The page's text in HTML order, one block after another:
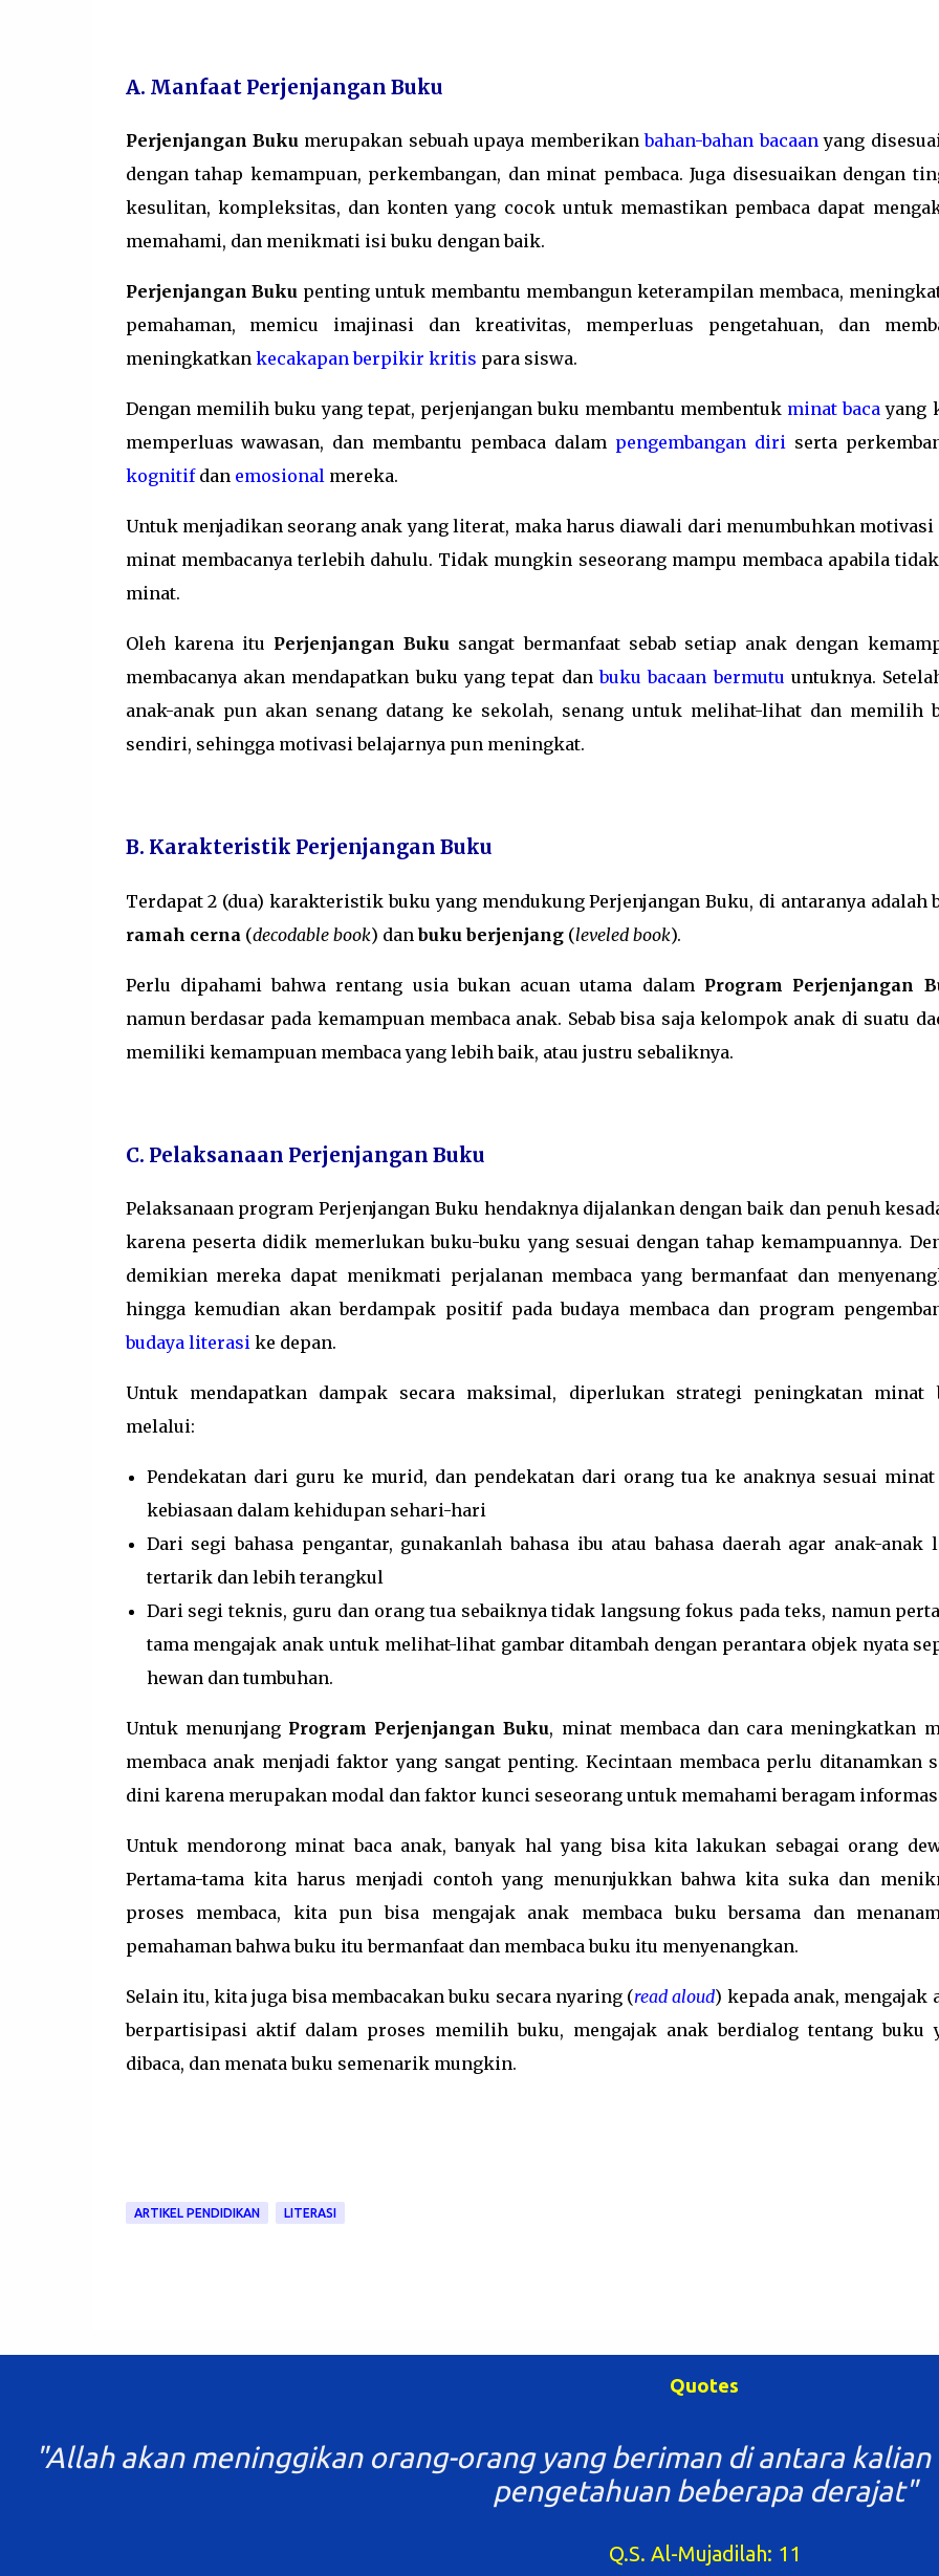
A. Manfaat Perjenjangan Buku
Perjenjangan Bukumerupakan sebuah upaya memberikanbahan-bahan bacaanyang
dengan tahap kemampuan, perkembangan, dan minat pembaca. Juga disesuaikan dengan
kesulitan, kompleksitas, dan konten yang cocok untuk memastikan pembaca dapat
memahami, dan menikmati isi buku dengan baik.
Perjenjangan Buku penting untuk membantu membangun keterampilan membaca,
pemahaman, memicu imajinasi dan kreativitas, memperluas pengetahuan, dan
meningkatkan kecakapan berpikir kritis para siswa.
Dengan memilih buku yang tepat, perjenjangan buku membantu membentuk minat baca yang
memperluas wawasan, dan membantu pembaca dalam pengembangan diriserta
kognitifdan emosionalmereka.
Untuk menjadikan seorang anak yang literat, maka harus diawali dari menumbuhkan motivasi
minat membacanya terlebih dahulu. Tidak mungkin seseorang mampu membaca apabila
minat.
Oleh karena itu Perjenjangan Buku sangat bermanfaat sebab setiap anak dengan
membacanya akan mendapatkan buku yang tepat danbuku bacaan bermutu untuknya.
anak-anak pun akan senang datang ke sekolah, senang untuk melihat-lihat dan memilih
sendiri, sehingga motivasi belajarnya pun meningkat.
B. Karakteristik Perjenjangan Buku
Terdapat 2 (dua) karakteristik buku yang mendukung Perjenjangan Buku, di antaranya adalah
ramah cerna (decodable book) danbuku berjenjang(leveled book).
Perlu dipahami bahwa rentang usia bukan acuan utama dalam Program Perjenjangan
namun berdasar pada kemampuan membaca anak. Sebab bisa saja kelompok anak di suatu
memiliki kemampuan membaca yang lebih baik, atau justru sebaliknya.
C. Pelaksanaan Perjenjangan Buku
Pelaksanaan program Perjenjangan Buku hendaknya dijalankan dengan baik dan penuh
karena peserta didik memerlukan buku-buku yang sesuai dengan tahap kemampuannya.
demikian mereka dapat menikmati perjalanan membaca yang bermanfaat dan
hingga kemudian akan berdampak positif pada budaya membaca dan program
budaya literasike depan.
Untuk mendapatkan dampak secara maksimal, diperlukan strategi peningkatan minat
melalui:
Pendekatan dari guru ke murid, dan pendekatan dari orang tua ke anaknya sesuai
kebiasaan dalam kehidupan sehari-hari
Dari segi bahasa pengantar, gunakanlah bahasa ibu atau bahasa daerah agar anak-anak
tertarik dan lebih terangkul
Dari segi teknis, guru dan orang tua sebaiknya tidak langsung fokus pada teks, namun
tama mengajak anak untuk melihat-lihat gambar ditambah dengan perantara objek nyata
hewan dan tumbuhan.
Untuk menunjang Program Perjenjangan Buku, minat membaca dan cara meningkatkan
membaca anak menjadi faktor yang sangat penting. Kecintaan membaca perlu ditanamkan
dini karena merupakan modal dan faktor kunci seseorang untuk memahami beragam
Untuk mendorong minat baca anak, banyak hal yang bisa kita lakukan sebagai orang
Pertama-tama kita harus menjadi contoh yang menunjukkan bahwa kita suka dan
proses membaca, kita pun bisa mengajak anak membaca buku bersama dan
pemahaman bahwa buku itu bermanfaat dan membaca buku itu menyenangkan.
Selain itu, kita juga bisa membacakan buku secara nyaring (read aloud) kepada anak, mengajak
berpartisipasi aktif dalam proses memilih buku, mengajak anak berdialog tentang buku
dibaca, dan menata buku semenarik mungkin.
ARTIKEL PENDIDIKAN LITERASI
Quotes
"Tuntutlah ilmu mulai dari buaian hingga
Al Hadits